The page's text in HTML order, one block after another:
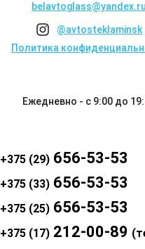
belavtoglass@yandex.ru
@avtosteklaminsk
Политика
Ежедневно - с 9:00 до
+375 (29) 656-53-53
+375 (33) 656-53-53
+375 (25) 656-53-53
+375 (17) 212-00-89